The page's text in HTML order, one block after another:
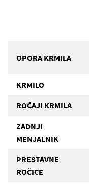
OPORA KRMILA
KRMILO
ROČAJI KRMILA
ZADNJI
MENJALNIK
PRESTAVNE
ROČICE